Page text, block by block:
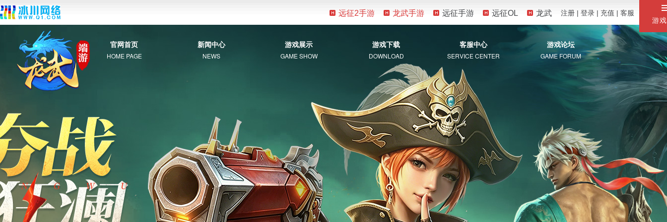
游
远征2手游 龙武手游 远征手游 远征OL 龙武 注册 | 登录 | 充值 | 客服
官网首页
HOME PAGE
新闻中心
NEWS
游戏展示
GAME SHOW
游戏下载
DOWNLOAD
客服中心
SERVICE CENTER
游戏论坛
GAME FORUM
客户端下载
补丁下载
常见问题
自助服务
常见问题
珍宝阁